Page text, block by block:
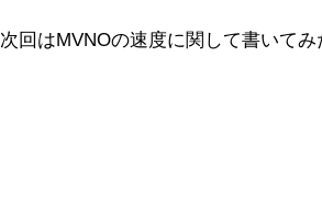
次回はMVNOの速度に関して書いて